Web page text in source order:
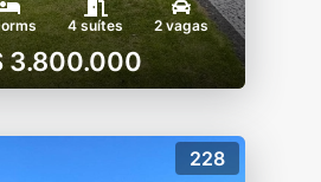
4 suítes 2 vagas
3.800.000
228